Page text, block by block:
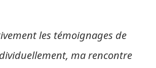
les témoignages de
ma rencontre